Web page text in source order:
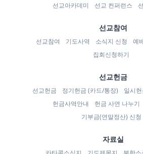
선교아카데미 선교 컨퍼런스
선교참여
선교참여 기도사역 소식지 신청 예
집회신청하기
선교헌금
선교헌금 정기헌금 (카드/통장)
일시
헌금사역안내
헌금 사연 나누기
기부금(연말정산) 신청
자료실